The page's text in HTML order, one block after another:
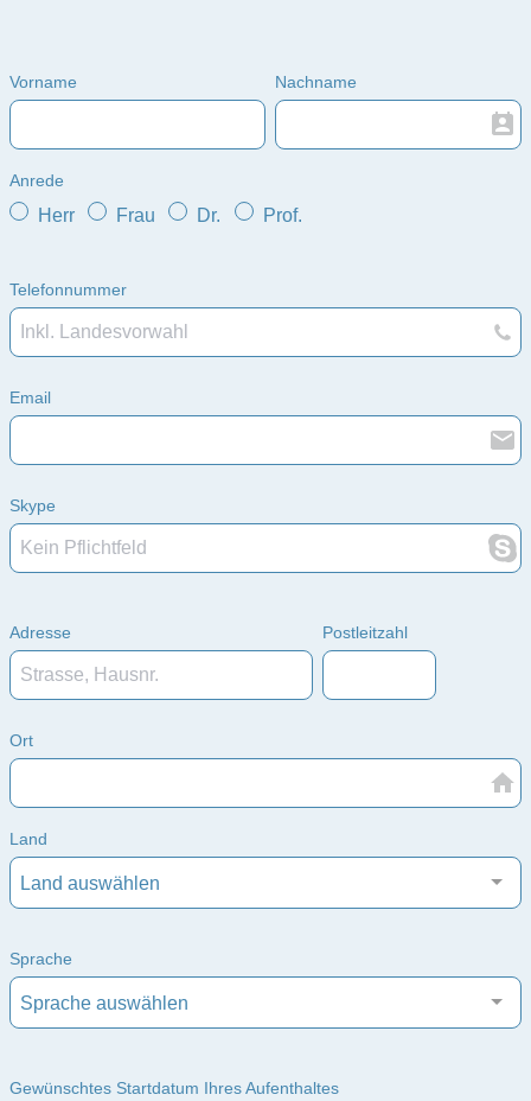
Vorname Nachname
Anrede
Herr Frau Dr. Prof.
Telefonnummer
Email
Skype
Adresse Postleitzahl
Ort
Land
Land auswählen
Sprache
Sprache auswählen
Gewünschtes Startdatum Ihres Aufenthaltes